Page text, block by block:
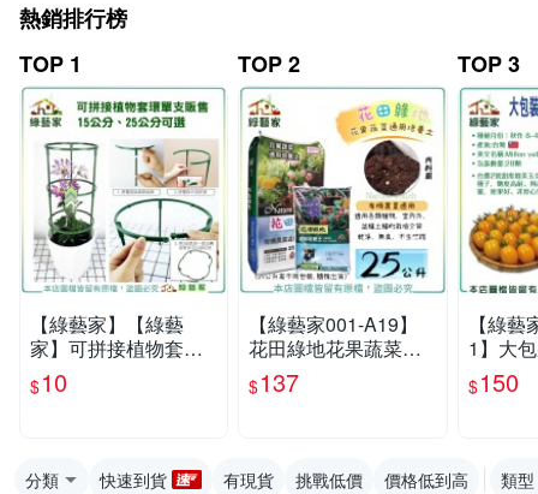
熱銷排行榜
TOP 1
【綠藝家】【綠藝
家】可拼接植物套環
單支販售15公分、25
公分可選(購買3支可
$10
TOP 2
【綠藝家001-A19】
花田綠地花果蔬菜通
用培養土25公升-有機
農業適用泥炭土
$137
TOP 3
【綠
1】大
小番
2號 甜
$150
分類 快速到貨 有現貨 挑戰低價 價格低到高 類型